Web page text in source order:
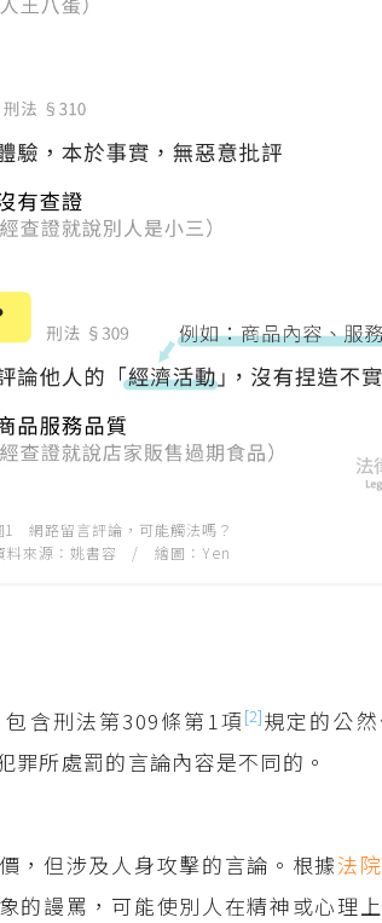
1 網路留言評論，可能觸法嗎？
料來源：姚書容 / 繪圖：Yen
含刑法第309條第1項 [2]規定的公
罪所處罰的言論內容是不同的。
，但涉及人身攻擊的言論。根據法
的謾罵，可能使別人在精神或心理